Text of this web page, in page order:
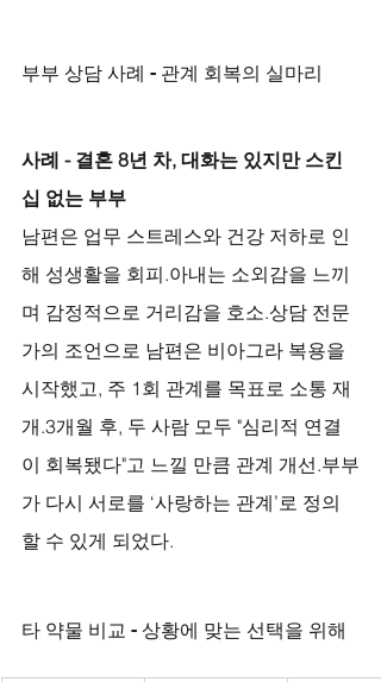
부부 상담 사례 - 관계 회복의 실마리
사례 - 결혼 8년 차, 대화는 있지만 스킨
십 없는 부부
남편은 업무 스트레스와 건강 저하로 인
해 성생활을 회피.아내는 소외감을 느끼
며 감정적으로 거리감을 호소.상담 전문
가의 조언으로 남편은 비아그라 복용을
시작했고, 주 1회 관계를 목표로 소통 재
개.3개월 후, 두 사람 모두 "심리적 연결
이 회복됐다"고 느낄 만큼 관계 개선.부부
가 다시 서로를 ‘사랑하는 관계’로 정의
할 수 있게 되었다.
타 약물 비교 - 상황에 맞는 선택을 위해